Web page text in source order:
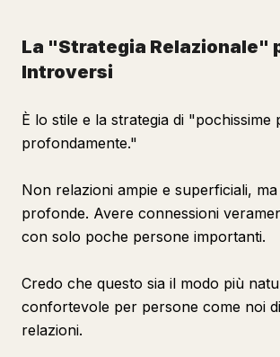
La "Strategia Relazionale"
Introversi
È lo stile e la strategia di "pochissime
profondamente."
Non relazioni ampie e superficiali,
profonde. Avere connessioni
con solo poche persone importanti.
Credo che questo sia il modo più
confortevole per persone come noi
relazioni.